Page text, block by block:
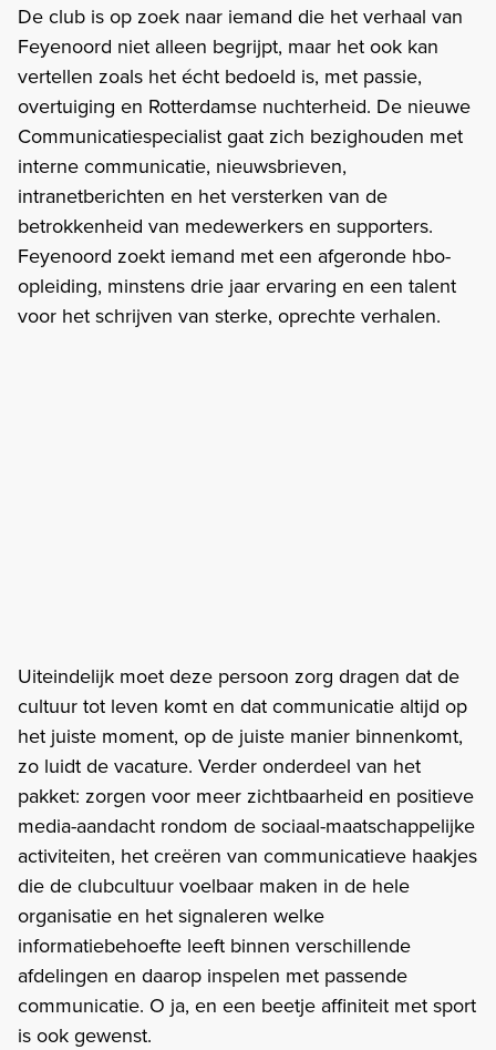
De club is op zoek naar iemand die het verhaal van
Feyenoord niet alleen begrijpt, maar het ook kan
vertellen zoals het écht bedoeld is, met passie,
overtuiging en Rotterdamse nuchterheid. De nieuwe
Communicatiespecialist gaat zich bezighouden met
interne communicatie, nieuwsbrieven,
intranetberichten en het versterken van de
betrokkenheid van medewerkers en supporters.
Feyenoord zoekt iemand met een afgeronde hbo-
opleiding, minstens drie jaar ervaring en een talent
voor het schrijven van sterke, oprechte verhalen.
Uiteindelijk moet deze persoon zorg dragen dat de
cultuur tot leven komt en dat communicatie altijd op
het juiste moment, op de juiste manier binnenkomt,
zo luidt de vacature. Verder onderdeel van het
pakket: zorgen voor meer zichtbaarheid en positieve
media-aandacht rondom de sociaal-maatschappelijke
activiteiten, het creëren van communicatieve haakjes
die de clubcultuur voelbaar maken in de hele
organisatie en het signaleren welke
informatiebehoefte leeft binnen verschillende
afdelingen en daarop inspelen met passende
communicatie. O ja, en een beetje affiniteit met sport
is ook gewenst.